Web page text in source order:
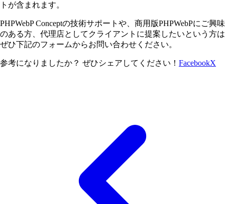
トが含まれます。
PHPWebP Conceptの技術サポートや、商用版PHPWebPにご興味
のある方、代理店としてクライアントに提案したいという方は
ぜひ下記のフォームからお問い合わせください。
参考になりましたか？ ぜひシェアしてください！ FacebookX